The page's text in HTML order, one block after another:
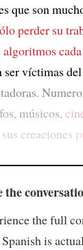
que son
perder su
algoritmos
ser víctimas
músicos,
creaciones
the
the full
is